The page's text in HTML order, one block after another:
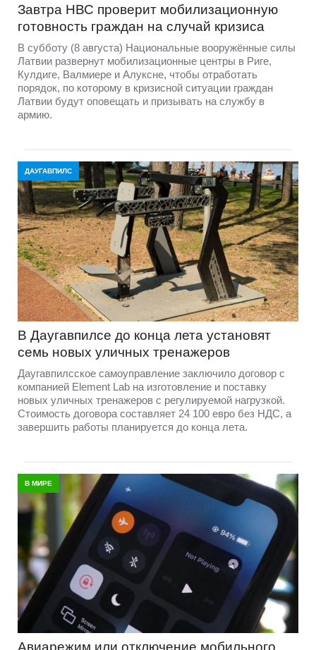
Завтра НВС проверит мобилизационную
готовность граждан на случай кризиса
В субботу (8 августа) Национальные вооружённые силы
Латвии развернут мобилизационные центры в Риге,
Кулдиге, Валмиере и Алуксне, чтобы отработать
порядок, по которому в кризисной ситуации граждан
Латвии будут оповещать и призывать на службу в
армию.
ДАУГАВПИЛС
В Даугавпилсе до конца лета установят
семь новых уличных тренажеров
Даугавпилсское самоуправление заключило договор с
компанией Element Lab на изготовление и поставку
новых уличных тренажеров с регулируемой нагрузкой.
Стоимость договора составляет 24 100 евро без НДС, а
завершить работы планируется до конца лета.
В МИРЕ
Авиарежим или отключение мобильного